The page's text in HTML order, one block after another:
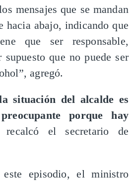
mensajes que se mandan
hacia abajo, indicando que
que ser responsable,
supuesto que no puede ser
agregó.
situación del alcalde es
porque hay
recalcó el secretario de
episodio, el ministro